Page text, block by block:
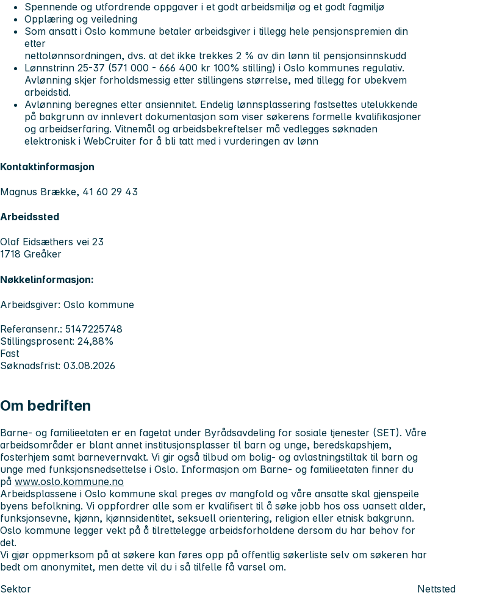
Spennende og utfordrende oppgaver i et godt arbeidsmiljø og et godt fagmiljø
Opplæring og veiledning
Som ansatt i Oslo kommune betaler arbeidsgiver i tillegg hele pensjonspremien din
etter
nettolønnsordningen, dvs. at det ikke trekkes 2 % av din lønn til pensjonsinnskudd
Lønnstrinn 25-37 (571 000 - 666 400 kr 100% stilling) i Oslo kommunes regulativ.
Avlønning skjer forholdsmessig etter stillingens størrelse, med tillegg for ubekvem
arbeidstid.
Avlønning beregnes etter ansiennitet. Endelig lønnsplassering fastsettes utelukkende
på bakgrunn av innlevert dokumentasjon som viser søkerens formelle kvalifikasjoner
og arbeidserfaring. Vitnemål og arbeidsbekreftelser må vedlegges søknaden
elektronisk i WebCruiter for å bli tatt med i vurderingen av lønn
Kontaktinformasjon
Magnus Brække, 41 60 29 43
Arbeidssted
Olaf Eidsæthers vei 23
1718 Greåker
Nøkkelinformasjon:
Arbeidsgiver: Oslo kommune
Referansenr.: 5147225748
Stillingsprosent: 24,88%
Fast
Søknadsfrist: 03.08.2026
Om bedriften
Barne- og familieetaten er en fagetat under Byrådsavdeling for sosiale tjenester (SET). Våre
arbeidsområder er blant annet institusjonsplasser til barn og unge, beredskapshjem,
fosterhjem samt barnevernvakt. Vi gir også tilbud om bolig- og avlastningstiltak til barn og
unge med funksjonsnedsettelse i Oslo. Informasjon om Barne- og familieetaten finner du
på www.oslo.kommune.no
Arbeidsplassene i Oslo kommune skal preges av mangfold og våre ansatte skal gjenspeile
byens befolkning. Vi oppfordrer alle som er kvalifisert til å søke jobb hos oss uansett alder,
funksjonsevne, kjønn, kjønnsidentitet, seksuell orientering, religion eller etnisk bakgrunn.
Oslo kommune legger vekt på å tilrettelegge arbeidsforholdene dersom du har behov for
det.
Vi gjør oppmerksom på at søkere kan føres opp på offentlig søkerliste selv om søkeren har
bedt om anonymitet, men dette vil du i så tilfelle få varsel om.
Sektor
Nettsted